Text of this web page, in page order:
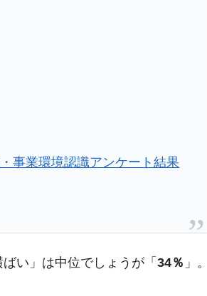
減少
提出！⇒ クーパン問題は合衆国企業に対
」当期純利益は前年同期比13.4倍に。
・サーキットブレイカーの二段コンボ
事業環境認識アンケート結果
い」は中位でしょうが「 34％ 」。